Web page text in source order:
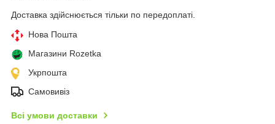
Доставка здійснюється тільки по передоплаті.
Нова Пошта
Магазини Rozetka
Укрпошта
Самовивіз
Всі умови доставки